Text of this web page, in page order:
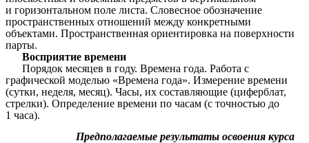
и горизонтальном поле листа. Словесное обозначение
пространственных отношений между конкретными
объектами. Пространственная ориентировка на поверхности
парты.
Восприятие времени
Порядок месяцев в году. Времена года. Работа с
графической моделью «Времена года». Измерение времени
(сутки, неделя, месяц). Часы, их составляющие (циферблат,
стрелки). Определение времени по часам (с точностью до
1 часа).
Предполагаемые результаты освоения курса